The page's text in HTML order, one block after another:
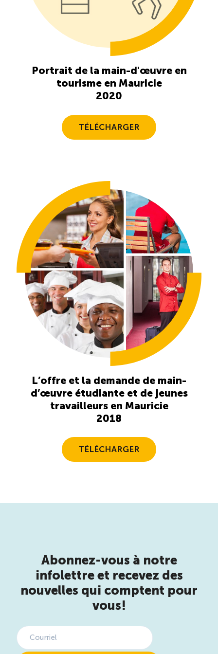
Ressources
Compétences et formations
Nouvelles formations
Formation sur mesure
Apprentissage en milieu de travail
Reconnaissance des compétences
Bilan et reconnaissance des acquis
Initiatives
Destination IA
Diagnostic Nord-du-Québec
Métiers et carrières en tourisme
Boomerang
Devenir membre
Catalogue de formations en ligne
INFOLETTRE
Portrait de la main-d'œuvre en
tourisme en Mauricie
2020
TÉLÉCHARGER
L’offre et la demande de main-
d’œuvre étudiante et de jeunes
travailleurs en Mauricie
2018
TÉLÉCHARGER
Abonnez-vous à notre
infolettre et recevez des
nouvelles qui comptent pour
vous!